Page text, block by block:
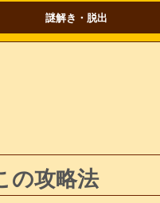
謎解き・脱出
の攻略法